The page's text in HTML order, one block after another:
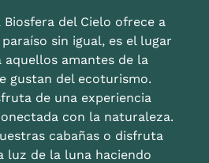
Biosfera del Cielo ofrece a
sin igual, es el lugar
amantes de la
gustan del ecoturismo.
de una experiencia
con la naturaleza.
cabañas o disfruta
luz de la luna haciendo